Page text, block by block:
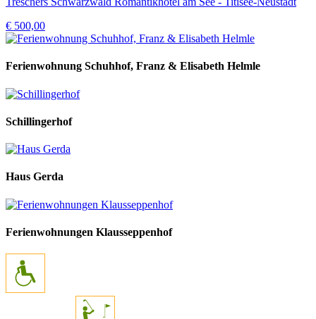
€ 500,00
Ferienwohnung Schuhhof, Franz & Elisabeth Helmle
Schillingerhof
Haus Gerda
Ferienwohnungen Klausseppenhof